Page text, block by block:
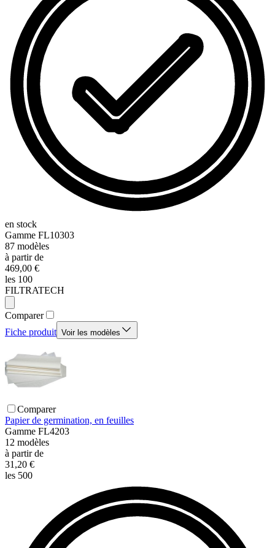
en stock
Gamme FL10303
87 modèles
à partir de
469,00 €
les 100
FILTRATECH
Comparer
Fiche produit Voir les modèles
Comparer
Papier de germination, en feuilles
Gamme FL4203
12 modèles
à partir de
31,20 €
les 500